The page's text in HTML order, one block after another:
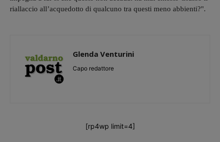
riallaccio all’acquedotto di qualcuno tra questi meno abbienti?".
Glenda Venturini
Capo redattore
[rp4wp limit=4]